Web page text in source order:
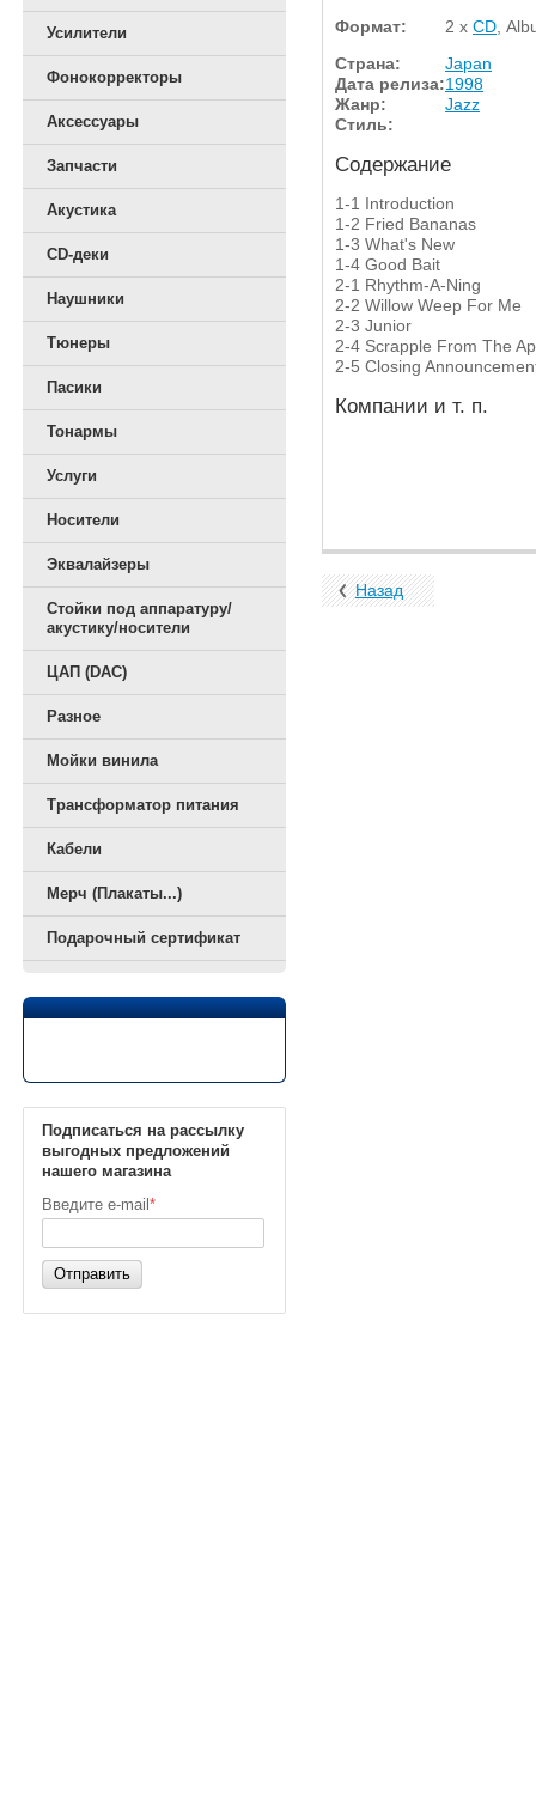
Усилители
Фонокорректоры
Аксессуары
Запчасти
Акустика
CD-деки
Наушники
Тюнеры
Пасики
Тонармы
Услуги
Носители
Эквалайзеры
Стойки под аппаратуру/
акустику/носители
ЦАП (DAC)
Разное
Мойки винила
Трансформатор питания
Кабели
Мерч (Плакаты...)
Подарочный сертификат
Подписаться на рассылку
выгодных предложений
нашего магазина
Введите e-mail *
Отправить
Формат:
2 x CD ,
Страна:
Japan
Дата релиза:1998
Жанр:
Jazz
Стиль:
Содержание
1-1 Introduction
1-2 Fried Bananas
1-3 What's New
1-4 Good Bait
2-1 Rhythm-A-Ning
2-2 Willow Weep For Me
2-3 Junior
2-4 Scrapple From The
2-5 Closing
Компании и т. п.
Назад